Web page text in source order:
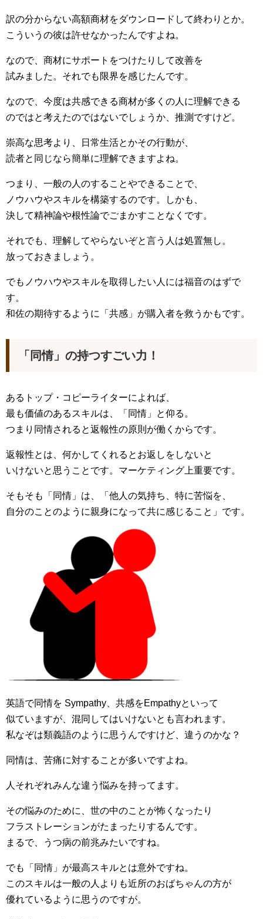
訳の分からない高額商材をダウンロードして終わりとか。
こういうの彼は許せなかったんですよね。
なので、商材にサポートをつけたりして改善を
試みました。それでも限界を感じたんです。
なので、今度は共感できる商材が多くの人に理解できる
のではと考えたのではないでしょうか、推測ですけど。
崇高な思考より、日常生活とかその行動が、
読者と同じなら簡単に理解できますよね。
つまり、一般の人のすることやできることで、
ノウハウやスキルを構築するのです。しかも、
決して精神論や根性論でごまかすことなくです。
それでも、理解してやらないぞと言う人は処置無し。
放っておきましょう。
でもノウハウやスキルを取得したい人には福音のはずで
す。
和佐の期待するように「共感」が購入者を救うかもです。
「同情」の持つすごい力！
あるトップ・コピーライターによれば、
最も価値のあるスキルは、「同情」と仰る。
つまり同情されると返報性の原則が働くからです。
返報性とは、何かしてくれるとお返しをしないと
いけないと思うことです。マーケティング上重要です。
そもそも「同情」は、「他人の気持ち、特に苦悩を、
自分のことのように親身になって共に感じること」です。
英語で同情を Sympathy、共感をEmpathyといって
似ていますが、混同してはいけないとも言われます。
私なぞは類義語のように思うんですけど、違うのかな？
同情は、苦痛に対することが多いですよね。
人それぞれみんな違う悩みを持ってます。
その悩みのために、世の中のことが怖くなったり
フラストレーションがたまったりするんです。
まるで、うつ病の前兆みたいですね。
でも「同情」が最高スキルとは意外ですね。
このスキルは一般の人よりも近所のおばちゃんの方が
優れているように思うのですが。